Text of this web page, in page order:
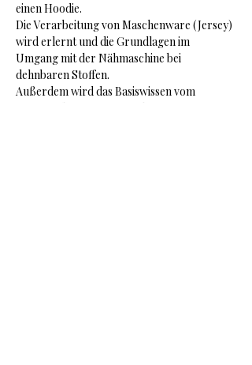
einen Hoodie.
Die Verarbeitung von Maschenware (Jersey)
wird erlernt und die Grundlagen im
Umgang mit der Nähmaschine bei
dehnbaren Stoffen.
Außerdem wird das Basiswissen vom